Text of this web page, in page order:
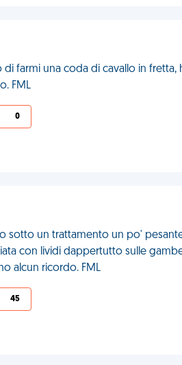
farmi una coda di cavallo in
FML
0
sotto un trattamento un po'
con lividi dappertutto sulle
alcun ricordo. FML
45